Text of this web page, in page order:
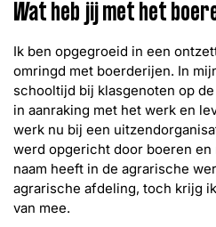
Wat heb jij met het
Ik ben opgegroeid in een
omringd met boerderijen. In
schooltijd bij klasgenoten op
in aanraking met het werk en
werk nu bij een
werd opgericht door boeren en
naam heeft in de agrarische
agrarische afdeling, toch krijg
van mee.